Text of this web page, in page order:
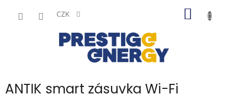
CZK
ANTIK smart zásuvka Wi-Fi